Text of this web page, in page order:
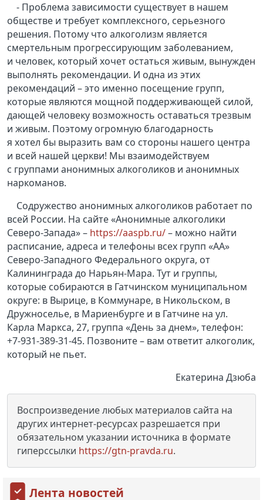
- Проблема зависимости существует в нашем
обществе и требует комплексного, серьезного
решения. Потому что алкоголизм является
смертельным прогрессирующим заболеванием,
и человек, который хочет остаться живым, вынужден
выполнять рекомендации. И одна из этих
рекомендаций – это именно посещение групп,
которые являются мощной поддерживающей силой,
дающей человеку возможность оставаться трезвым
и живым. Поэтому огромную благодарность
я хотел бы выразить вам со стороны нашего центра
и всей нашей церкви! Мы взаимодействуем
с группами анонимных алкоголиков и анонимных
наркоманов.
Содружество анонимных алкоголиков работает по
всей России. На сайте «Анонимные алкоголики
Северо-Запада» – https://aaspb.ru/– можно найти
расписание, адреса и телефоны всех групп «АА»
Северо-Западного Федерального округа, от
Калининграда до Нарьян-Мара. Тут и группы,
которые собираются в Гатчинском муниципальном
округе: в Вырице, в Коммунаре, в Никольском, в
Дружноселье, в Мариенбурге и в Гатчине на ул.
Карла Маркса, 27, группа «День за днем», телефон:
+7-931-389-31-45. Позвоните – вам ответит алкоголик,
который не пьет.
Екатерина Дзюба
Воспроизведение любых материалов сайта на
других интернет-ресурсах разрешается при
обязательном указании источника в формате
гиперссылки https://gtn-pravda.ru.
Лента новостей